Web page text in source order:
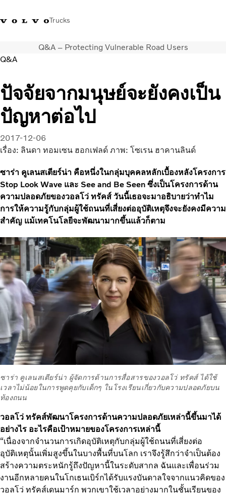
Trucks
+023054432Volvo Trucks Thailand Facebookเข้าสู่ระบบประเทศไทย
การใช้งานด้านการขนส่ง
รถบรรทุก
บริการ
สถานที่ตั้งของตัวแทนจำหน่าย
ข่าวและสื่อ
เกี่ยวกับเรา
Q&A – Protecting Vulnerable Road Users
Q&A
ปัจจัยจากมนุษย์จะยังคงเป็น
ปัญหาต่อไป
2017-12-06
เรื่อง: ลินดา ทอมเซน ฮอกเฟลด์ ภาพ: โซเรน ฮาคานลินด์
ซาร่า คูเลนสเตียร์น่า คือหนึ่งในกลุ่มบุคคลหลักเบื้องหลังโครงการ
Stop Look Wave และ See and Be Seen ซึ่งเป็นโครงการด้าน
ความปลอดภัยของวอลโว่ ทรัคส์ วันนี้เธอจะมาอธิบายว่าทำไม
การให้ความรู้กับกลุ่มผู้ใช้ถนนที่เสี่ยงต่ออุบัติเหตุจึงจะยังคงมีความ
สำคัญ แม้เทคโนโลยีจะพัฒนามากขึ้นแล้วก็ตาม
ซาร่า คูเลนสเตียร์น่า ผู้จัดการด้านการสื่อสารของวอลโว่ ทรัคส์ ได้ใช้
เวลาไม่น้อยในการพูดคุยกับเด็กๆ ในโรงเรียนเกี่ยวกับความปลอดภัยบน
ท้องถนน
วอลโว่ ทรัคส์พัฒนาโครงการด้านความปลอดภัยเหล่านี้ขึ้นมาได้
อย่างไร อะไรคือเป้าหมายของโครงการเหล่านี้
“เนื่องจากจำนวนการเกิดอุบัติเหตุกับกลุ่มผู้ใช้ถนนที่เสี่ยงต่อ
อุบัติเหตุนั้นเพิ่มสูงขึ้นในบางพื้นที่บนโลก เราจึงรู้สึกว่าจำเป็นต้อง
สร้างความตระหนักรู้ถึงปัญหานี้ในระดับสากล ฉันและเพื่อนร่วม
งานอีกหลายคนในโกเธนเบิร์กได้รับแรงบันดาลใจจากแนวคิดของ
วอลโว่ ทรัคส์เดนมาร์ก พวกเขาใช้เวลาอย่างมากในชั้นเรียนของ